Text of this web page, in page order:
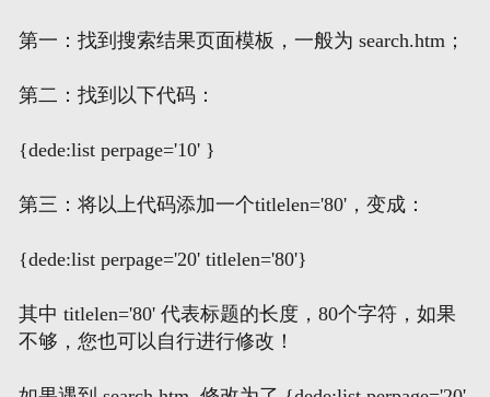
联系我们
网页地图
XML地图
第一：找到搜索结果页面模板，一般为 search.htm；
第二：找到以下代码：
{dede:list perpage='10' }
第三：将以上代码添加一个titlelen='80'，变成：
{dede:list perpage='20' titlelen='80'}
其中 titlelen='80' 代表标题的长度，80个字符，如果
不够，您也可以自行进行修改！